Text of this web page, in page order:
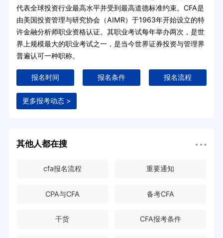
代表全球投资行业最高水平并受到最高道德标准约束。CFA是
由美国投资管理与研究协会（AIMR）于1963年开始设立的特
许金融分析师职业资格认证。其职业考试每年举办两次，是世
界上规模最大的职业考试之一，是当今世界证券投资与管理界
普遍认可一种职称。
报名时间 报名条件 报名流程
更多报考动态 >
其他人都在搜
cfa报名流程 重要通知
CPA与CFA 备考CFA
干货 CFA报考条件